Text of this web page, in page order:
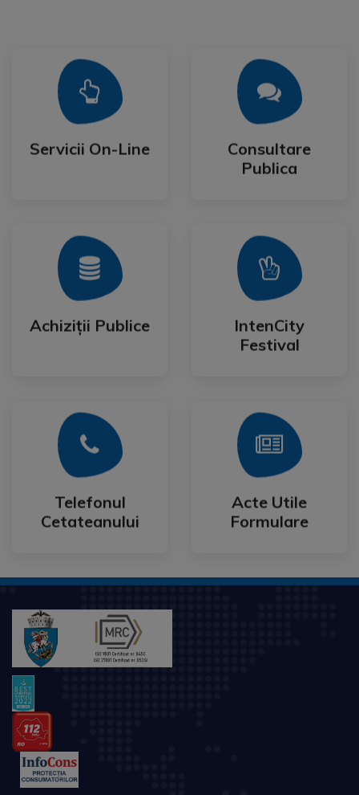
Servicii On-Line
Servicii On-Line
Mai Mult
Consultare
Publica
Consultare
Publica
Mai Mult
Achiziții Publice
Achiziții Publice
Mai Mult
IntenCity
Festival
IntenCity
Festival
Mai Mult
Telefonul
Cetateanului
Telefonul
Cetateanului
Mai Mult
Acte Utile
Formulare
Acte Utile
Formulare
Mai Mult